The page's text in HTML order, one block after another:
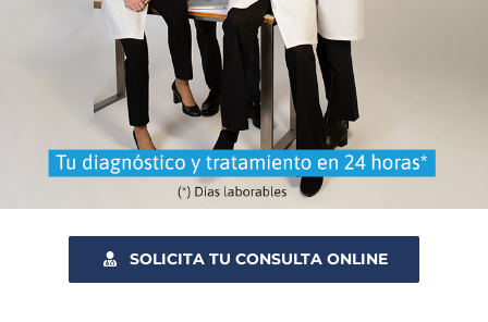
SOLICITA TU CONSULTA ONLINE